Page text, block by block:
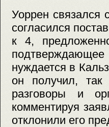
Уоррен связался
согласился
к 4,
нуждается в
он получил,
разговоры и
комментируя
отклонили его